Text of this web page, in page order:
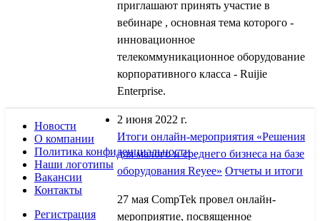
приглашают принять участие в
вебинаре , основная тема которого -
инновационное
телекоммуникационное оборудование
корпоративного класса - Ruijie
Enterprise.
2 июня 2022 г.
Итоги онлайн-мероприятия «Решения
для малого и среднего бизнеса на базе
оборудования Reyee» Отчеты и итоги
27 мая CompTek провел онлайн-
мероприятие, посвященное
Новости
О компании
Политика конфиденциальности
Наши логотипы
Вакансии
Контакты
Регистрация